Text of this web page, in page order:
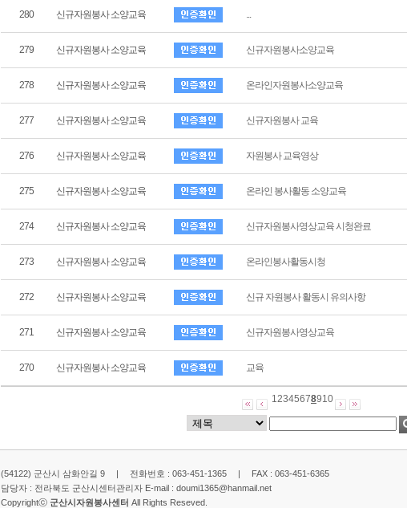
280 신규자원봉사 소양교육 ...
279 신규자원봉사 소양교육 신규자원봉사소양교육
278 신규자원봉사 소양교육 온라인자원봉사소양교육
277 신규자원봉사 소양교육 신규자원봉사 교육
276 신규자원봉사 소양교육 자원봉사 교육영상
275 신규자원봉사 소양교육 온라인 봉사활동 소양교육
274 신규자원봉사 소양교육 신규자원봉사영상교육 시청완료
273 신규자원봉사 소양교육 온라인봉사활동시청
272 신규자원봉사 소양교육 신규 자원봉사 활동시 유의사항
271 신규자원봉사 소양교육 신규자원봉사영상교육
270 신규자원봉사 소양교육 교육
12345678910
(54122) 군산시 삼화안길 9 | 전화번호 : 063-451-1365 | FAX : 063-451-6365
담당자 : 전라북도 군산시센터관리자 E-mail : doumi1365@hanmail.net
Copyrightⓒ 군산시자원봉사센터 All Rights Reseved.